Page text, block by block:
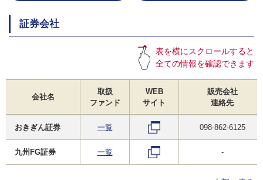
証券会社
表を横にスクロールすると
全ての情報を確認できます
会社名
取扱
ファンド
WEB
サイト
販売会社
連絡先
おきぎん証券 一覧 098-862-6125
九州FG証券 一覧 -